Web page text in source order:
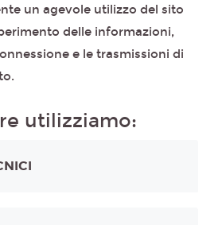
un agevole utilizzo del sito
delle informazioni,
e le trasmissioni di
utilizziamo: